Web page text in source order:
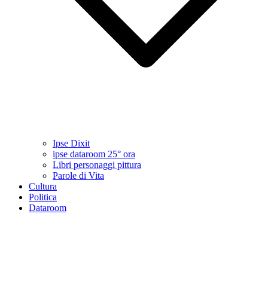
Ipse Dixit
ipse dataroom 25° ora
Libri personaggi pittura
Parole di Vita
Cultura
Politica
Dataroom